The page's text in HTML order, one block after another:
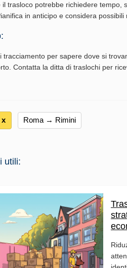
il trasloco potrebbe richiedere tempo,
in anticipo e considera possibili
tracciamento per sapere dove si
Contatta la ditta di traslochi per
х Roma → Rimini
utili: